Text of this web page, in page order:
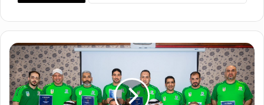
خ
ت
ا
م
د